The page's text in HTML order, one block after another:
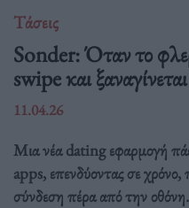
Τάσεις
Sonder: Όταν το
swipe και
11.04.26
Μια νέα dating εφαρμογή
apps, επενδύοντας σε
σύνδεση πέρα από την οθόνη.